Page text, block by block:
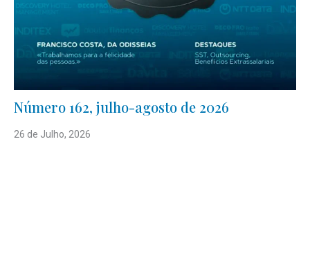
Número 162, julho-agosto de 2026
26 de Julho, 2026